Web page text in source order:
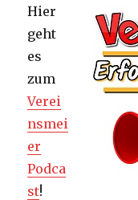
Hier
geht
es
zum
Verei
nsmei
er
Podca
st!